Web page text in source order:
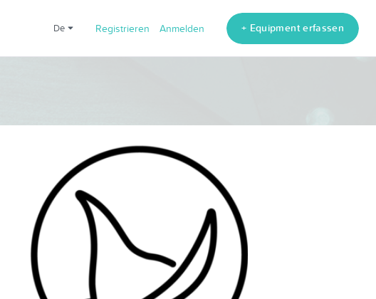
de Registrieren Anmelden + Equipment erfassen